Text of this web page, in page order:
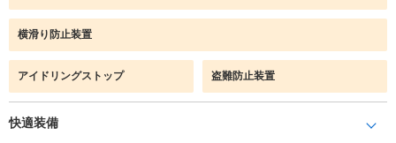
横滑り防止装置
アイドリングストップ 盗難防止装置
快適装備